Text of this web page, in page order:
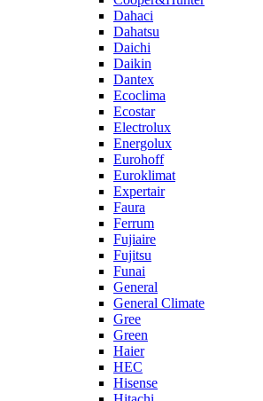
Dahaci
Dahatsu
Daichi
Daikin
Dantex
Ecoclima
Ecostar
Electrolux
Energolux
Eurohoff
Euroklimat
Expertair
Faura
Ferrum
Fujiaire
Fujitsu
Funai
General
General Climate
Gree
Green
Haier
HEC
Hisense